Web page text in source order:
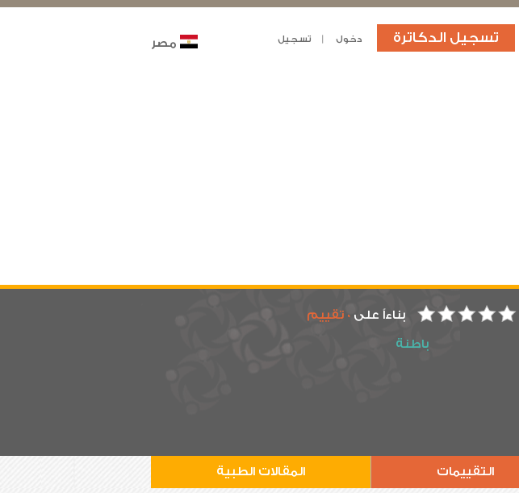
تسجيل الدكاترة دخول تسجيل مصر
بناءاً على0 تقييم
باطنة
التقييمات المقالات الطبية